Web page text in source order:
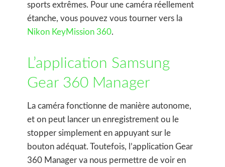
sports extrêmes. Pour une caméra réellement
étanche, vous pouvez vous tourner vers la
Nikon KeyMission 360.
L’application Samsung
Gear 360 Manager
La caméra fonctionne de manière autonome,
et on peut lancer un enregistrement ou le
stopper simplement en appuyant sur le
bouton adéquat. Toutefois, l’application Gear
360 Manager va nous permettre de voir en